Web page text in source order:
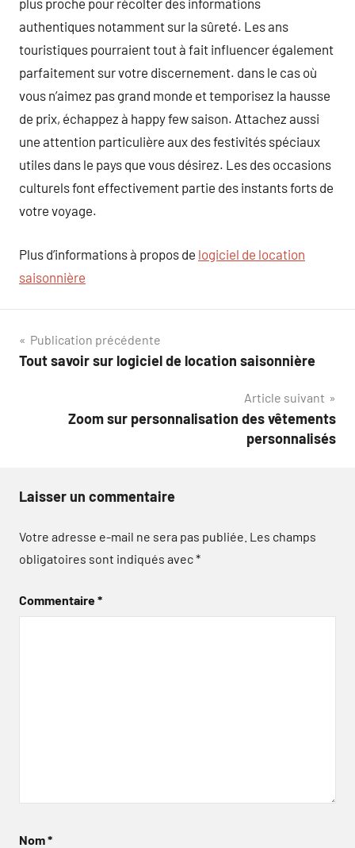
plus proche pour récolter des informations
authentiques notamment sur la sûreté. Les ans
touristiques pourraient tout à fait influencer également
parfaitement sur votre discernement. dans le cas où
vous n’aimez pas grand monde et temporisez la hausse
de prix, échappez à happy few saison. Attachez aussi
une attention particulière aux des festivités spéciaux
utiles dans le pays que vous désirez. Les des occasions
culturels font effectivement partie des instants forts de
votre voyage.
Plus d’informations à propos de logiciel de location
saisonnière
Navigation
de
Publication précédente
Tout savoir sur logiciel de location saisonnière
Article suivant
Zoom sur personnalisation des vêtements
personnalisés
Laisser un commentaire
Votre adresse e-mail ne sera pas publiée. Les champs
obligatoires sont indiqués avec*
Commentaire*
Nom*